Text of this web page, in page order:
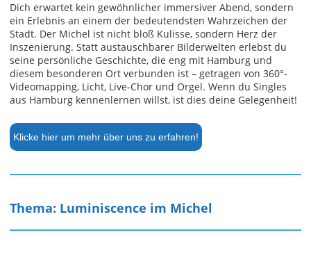
Dich erwartet kein gewöhnlicher immersiver Abend, sondern
ein Erlebnis an einem der bedeutendsten Wahrzeichen der
Stadt. Der Michel ist nicht bloß Kulisse, sondern Herz der
Inszenierung. Statt austauschbarer Bilderwelten erlebst du
seine persönliche Geschichte, die eng mit Hamburg und
diesem besonderen Ort verbunden ist – getragen von 360°-
Videomapping, Licht, Live-Chor und Orgel. Wenn du Singles
aus Hamburg kennenlernen willst, ist dies deine Gelegenheit!
Klicke hier um mehr über uns zu erfahren!
Thema: Luminiscence im Michel